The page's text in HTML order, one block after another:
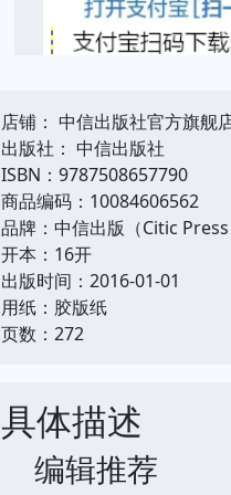
店铺： 中信出版社官方旗舰
出版社： 中信出版社
ISBN：9787508657790
商品编码：10084606562
品牌：中信出版（Citic
开本：16开
出版时间：2016-01-01
用纸：胶版纸
页数：272
具体描述
编辑推荐